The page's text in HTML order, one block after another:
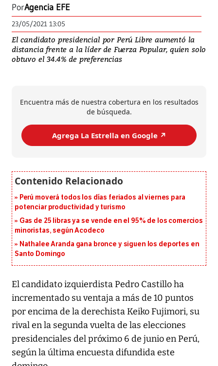
PorAgencia EFE
23/05/2021 13:05
El candidato presidencial por Perú Libre aumentó la
distancia frente a la líder de Fuerza Popular, quien solo
obtuvo el 34.4% de preferencias
Encuentra más de nuestra cobertura en los resultados
de búsqueda.
Agrega La Estrella en Google ↗️
Perú moverá todos los días feriados al viernes para
potenciar productividad y turismo
Gas de 25 libras ya se vende en el 95% de los comercios
minoristas, según Acodeco
Nathalee Aranda gana bronce y siguen los deportes en
Santo Domingo
El candidato izquierdista Pedro Castillo ha
incrementado su ventaja a más de 10 puntos
por encima de la derechista Keiko Fujimori, su
rival en la segunda vuelta de las elecciones
presidenciales del próximo 6 de junio en Perú,
según la última encuesta difundida este